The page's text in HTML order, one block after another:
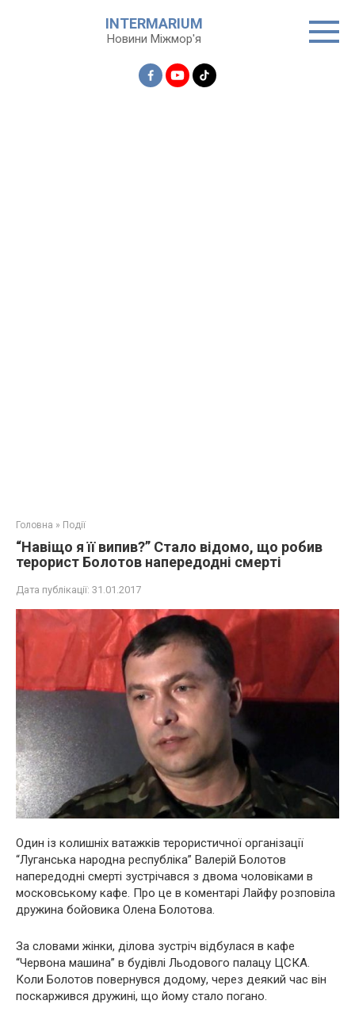
INTERMARIUM
Новини Міжмор'я
Головна » Події
“Навіщо я її випив?” Стало відомо, що робив
терорист Болотов напередодні смерті
Дата публікації: 31.01.2017
Один із колишніх ватажків терористичної організації
“Луганська народна республіка” Валерій Болотов
напередодні смерті зустрічався з двома чоловіками в
московському кафе. Про це в коментарі Лайфу розповіла
дружина бойовика Олена Болотова.
За словами жінки, ділова зустріч відбулася в кафе
“Червона машина” в будівлі Льодового палацу ЦСКА.
Коли Болотов повернувся додому, через деякий час він
поскаржився дружині, що йому стало погано.